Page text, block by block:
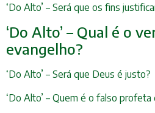
‘Do Alto’ – Será que os fins
‘Do Alto’ – Qual é o
evangelho?
‘Do Alto’ – Será que Deus é justo?
‘Do Alto’ – Quem é o falso